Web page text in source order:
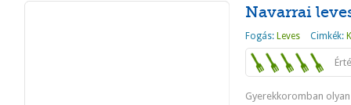
Navarrai
Fogás: Leves Cimkék:
Gyerekkoromban